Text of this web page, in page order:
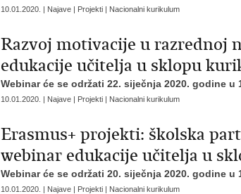
10.01.2020. | Najave | Projekti | Nacionalni kurikulum
Razvoj motivacije u razrednoj
edukacije učitelja u sklopu
Webinar će se održati 22. siječnja 2020. godine u
10.01.2020. | Najave | Projekti | Nacionalni kurikulum
Erasmus+ projekti: školska
webinar edukacije učitelja u
Webinar će se održati 20. siječnja 2020. godine u
10.01.2020. | Najave | Projekti | Nacionalni kurikulum